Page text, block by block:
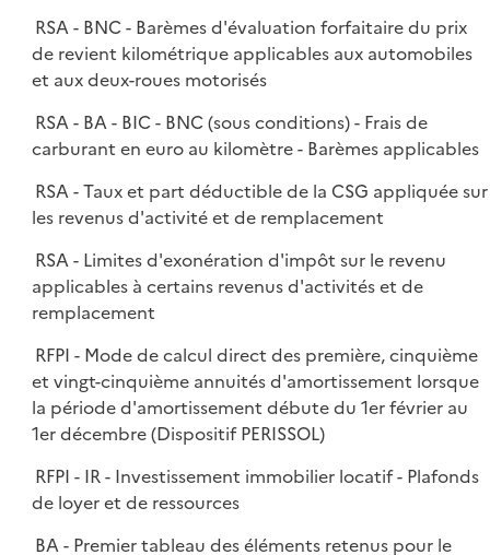
RSA - BNC - Barèmes d'évaluation forfaitaire du prix
de revient kilométrique applicables aux automobiles
et aux deux-roues motorisés
RSA - BA - BIC - BNC (sous conditions) - Frais de
carburant en euro au kilomètre - Barèmes applicables
RSA - Taux et part déductible de la CSG appliquée sur
les revenus d'activité et de remplacement
RSA - Limites d'exonération d'impôt sur le revenu
applicables à certains revenus d'activités et de
remplacement
RFPI - Mode de calcul direct des première, cinquième
et vingt-cinquième annuités d'amortissement lorsque
la période d'amortissement débute du 1er février au
1er décembre (Dispositif PERISSOL)
RFPI - IR - Investissement immobilier locatif - Plafonds
de loyer et de ressources
BA - Premier tableau des éléments retenus pour le